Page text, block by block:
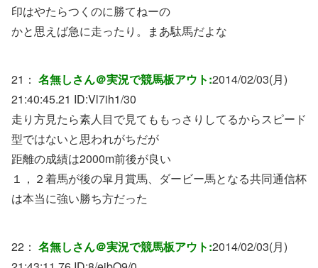
印はやたらつくのに勝てねーの
かと思えば急に走ったり。まあ駄馬だよな
21： 名無しさん＠実況で競馬板アウト:2014/02/03(月)
21:40:45.21 ID:Vl7ih1/30
走り方見たら素人目で見てももっさりしてるからスピード
型ではないと思われがちだが
距離の成績は2000m前後が良い
１，２着馬が後の皐月賞馬、ダービー馬となる共同通信杯
は本当に強い勝ち方だった
22： 名無しさん＠実況で競馬板アウト:2014/02/03(月)